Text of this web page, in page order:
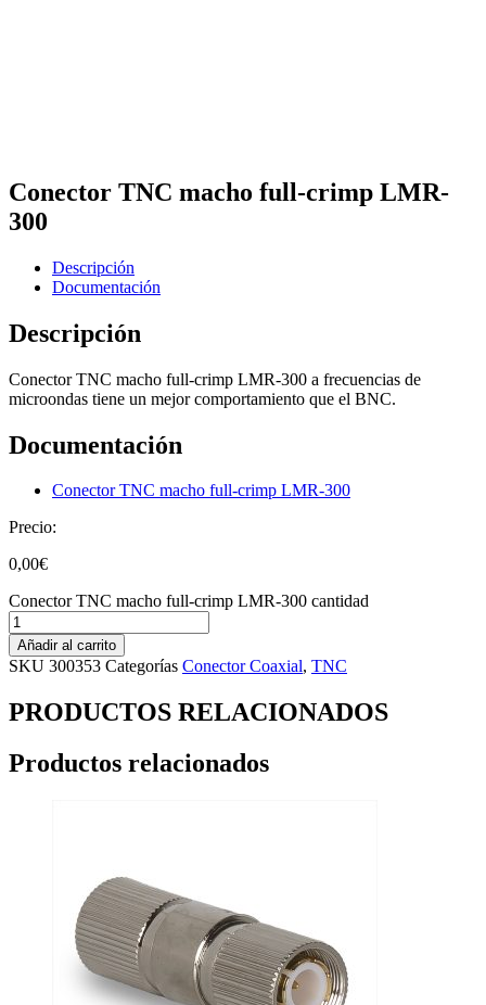
Conector TNC macho full-crimp LMR-
300
Descripción
Documentación
Descripción
Conector TNC macho full-crimp LMR-300 a frecuencias de
microondas tiene un mejor comportamiento que el BNC.
Documentación
Conector TNC macho full-crimp LMR-300
Precio:
0,00€
Conector TNC macho full-crimp LMR-300 cantidad
Añadir al carrito
SKU 300353 Categorías Conector Coaxial, TNC
PRODUCTOS RELACIONADOS
Productos relacionados